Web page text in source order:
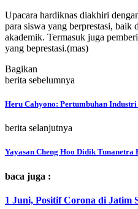
Upacara hardiknas diakhiri
para siswa yang berprestasi, baik
akademik. Termasuk juga
yang beprestasi.(mas)
Bagikan
berita sebelumnya
Heru Cahyono: Pertumbuhan
berita selanjutnya
Yayasan Cheng Hoo Didik Tunanetra
baca juga :
1 Juni, Positif Corona di Jatim